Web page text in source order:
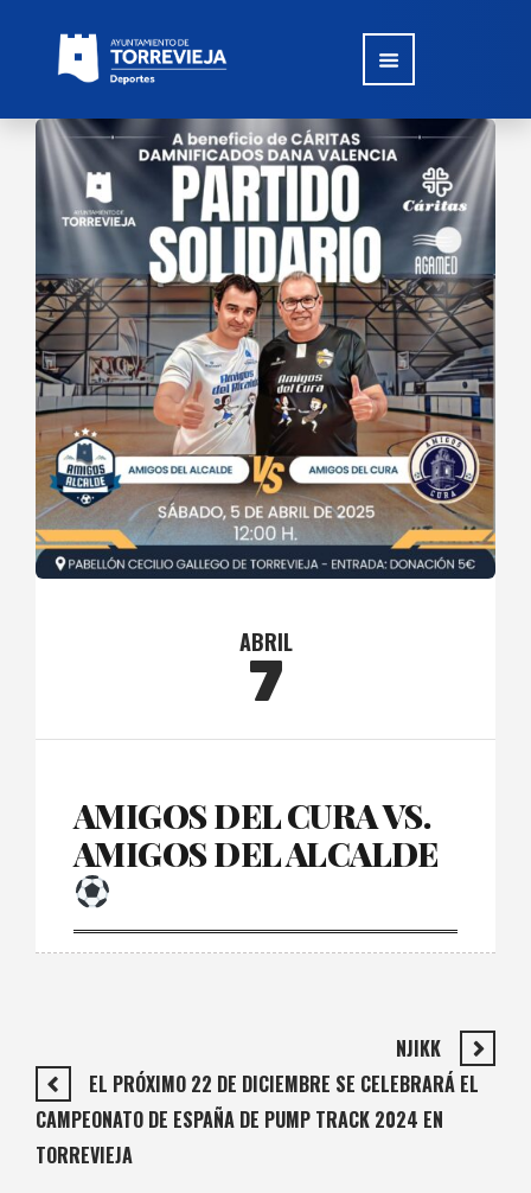
ABRIL
7
AMIGOS DEL CURA VS.
AMIGOS DEL ALCALDE
NJIKK
EL PRÓXIMO 22 DE DICIEMBRE SE CELEBRARÁ EL
CAMPEONATO DE ESPAÑA DE PUMP TRACK 2024 EN
TORREVIEJA